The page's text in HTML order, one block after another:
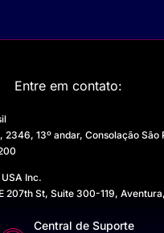
Entre em contato:
2346, 13º andar, Consolação São
Inc.
207th St, Suite 300-119,
Central de Suporte